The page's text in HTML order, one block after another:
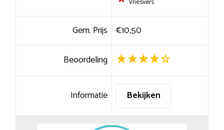
Gem. Prijs €10,50
Beoordeling
Informatie Bekijken